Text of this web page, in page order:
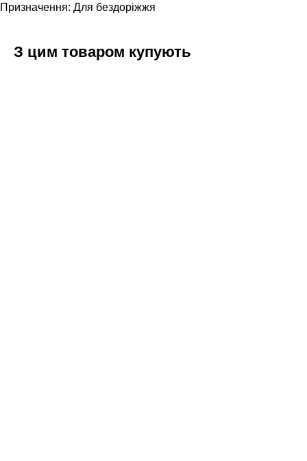
Призначення: Для бездоріжжя
З цим товаром купують